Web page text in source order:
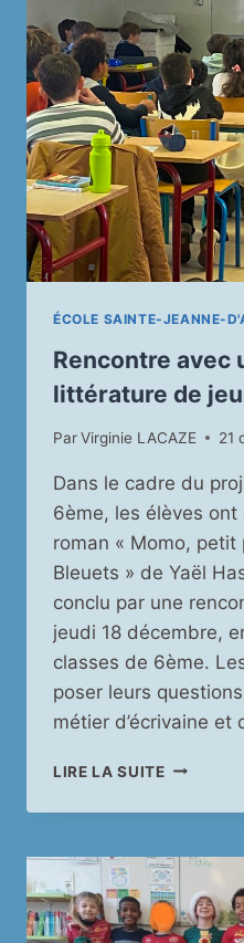
DU
MAROC
(RAID
4L
TROPHY)
ÉCOLE SAINTE-JEANNE-
Rencontre avec
littérature de
ParVirginie LACAZE 21
Dans le cadre du
6ème, les élèves ont
roman « Momo, petit
Bleuets » de Yaël
conclu par une
jeudi 18 décembre,
classes de 6ème.
poser leurs
métier d’écrivaine
LIRE LA SUITE
UNE
DE
DE